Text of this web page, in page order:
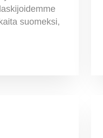
suomeksi,